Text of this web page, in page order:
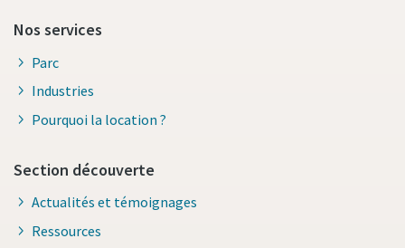
Nos services
Parc
Industries
Pourquoi la location ?
Section découverte
Actualités et témoignages
Ressources